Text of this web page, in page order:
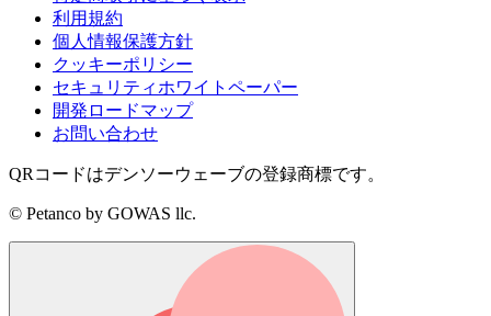
利用規約
個人情報保護方針
クッキーポリシー
セキュリティホワイトペーパー
開発ロードマップ
お問い合わせ
QRコードはデンソーウェーブの登録商標です。
© Petanco by GOWAS llc.